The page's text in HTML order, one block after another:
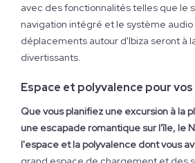
avec des fonctionnalités telles que le
navigation intégré et le système
déplacements autour d'Ibiza seront à
divertissants.
Espace et polyvalence pour
Que vous planifiez une excursion à la
une escapade romantique sur l'île, le
l'espace et la polyvalence dont vous